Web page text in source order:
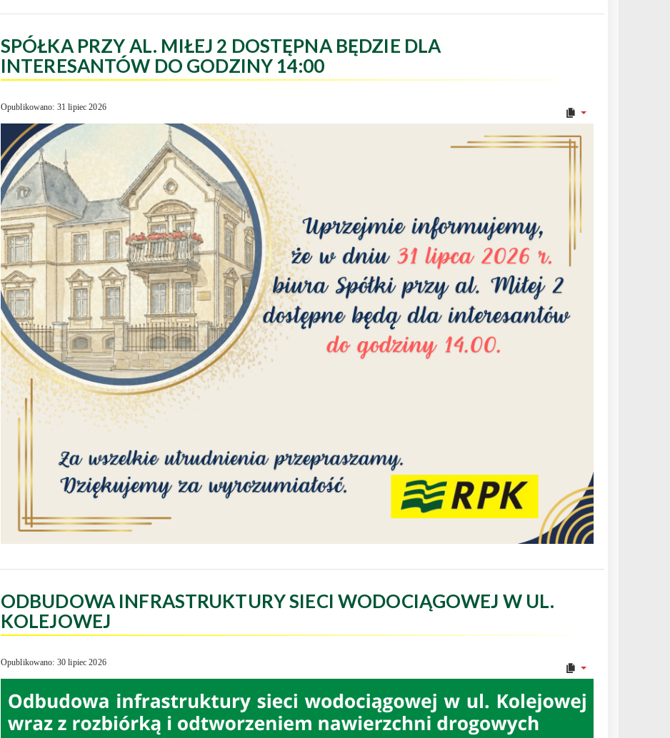
SPÓŁKA PRZY AL. MIŁEJ 2 DOSTĘPNA BĘDZIE DLA
INTERESANTÓW DO GODZINY 14:00
Opublikowano: 31 lipiec 2026
ODBUDOWA INFRASTRUKTURY SIECI WODOCIĄGOWEJ W UL.
KOLEJOWEJ
Opublikowano: 30 lipiec 2026